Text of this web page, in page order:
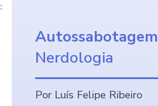
:
Autossabotagem
Nerdologia
Por Luís Felipe Ribeiro